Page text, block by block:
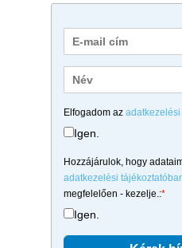
Elfogadom az
Igen.
Hozzájárulok, hogy
adatkezelési
megfelelően - kezelje.:*
Igen.